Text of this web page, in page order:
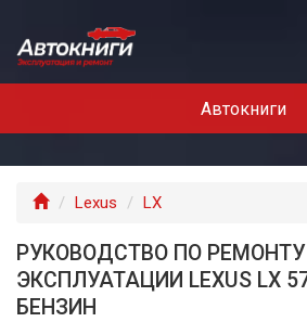
Автокниги
Главная
Lexus LX
РУКОВОДСТВО ПО РЕМОНТУ
ЭКСПЛУАТАЦИИ LEXUS LX
БЕНЗИН